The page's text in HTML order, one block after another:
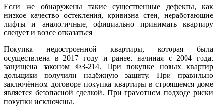
Если же обнаружены такие существенные дефекты, как
низкое качество остекления, кривизна стен, неработающие
лифты и аналогичные, официально принимать квартиру
следует и вовсе отказаться.
Покупка недостроенной квартиры, которая была
осуществлена в 2017 году и ранее, начиная с 2004 года,
защищена законом ФЗ-214. При покупке новых квартир
дольщики получили надёжную защиту. При правильно
заключённом договоре покупка квартиры в строящемся доме
является безопасной сделкой. При грамотном подходе риски
покупки исключены.